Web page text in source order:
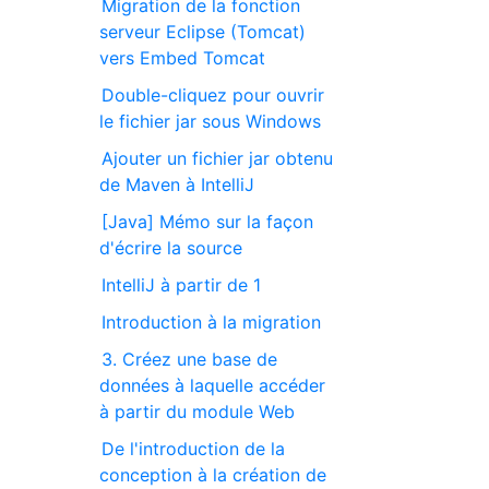
Migration de la fonction
serveur Eclipse (Tomcat)
vers Embed Tomcat
Double-cliquez pour ouvrir
le fichier jar sous Windows
Ajouter un fichier jar obtenu
de Maven à IntelliJ
[Java] Mémo sur la façon
d'écrire la source
IntelliJ à partir de 1
Introduction à la migration
3. Créez une base de
données à laquelle accéder
à partir du module Web
De l'introduction de la
conception à la création de